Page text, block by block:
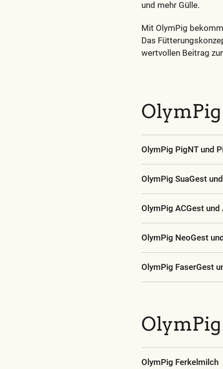
und mehr Gülle.
Mit OlymPig
Das
wertvollen Beitrag
alle
weiteren
finden
Sie
in
unserem
Glossar
OlymPig PigNT und
OlymPig SuaGest
OlymPig ACGest und
OlymPig NeoGest
OlymPig FaserGest
OlymPig Ferkelmilch